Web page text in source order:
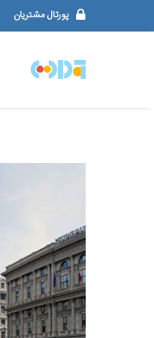
پورتال مشتریان